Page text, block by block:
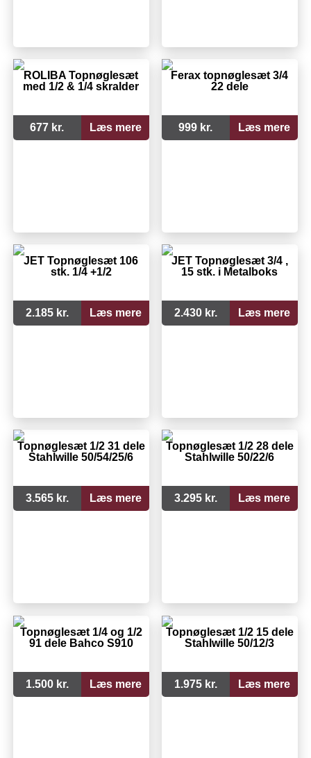
ROLIBA Topnøglesæt
med 1/2 & 1/4 skralder
677 kr. Læs mere
Ferax topnøglesæt 3/4
22 dele
999 kr. Læs mere
JET Topnøglesæt 106
stk. 1/4 +1/2
2.185 kr. Læs mere
JET Topnøglesæt 3/4 ,
15 stk. i Metalboks
2.430 kr. Læs mere
Topnøglesæt 1/2 31 dele
Stahlwille 50/54/25/6
3.565 kr. Læs mere
Topnøglesæt 1/2 28 dele
Stahlwille 50/22/6
3.295 kr. Læs mere
Topnøglesæt 1/4 og 1/2
91 dele Bahco S910
1.500 kr. Læs mere
Topnøglesæt 1/2 15 dele
Stahlwille 50/12/3
1.975 kr. Læs mere